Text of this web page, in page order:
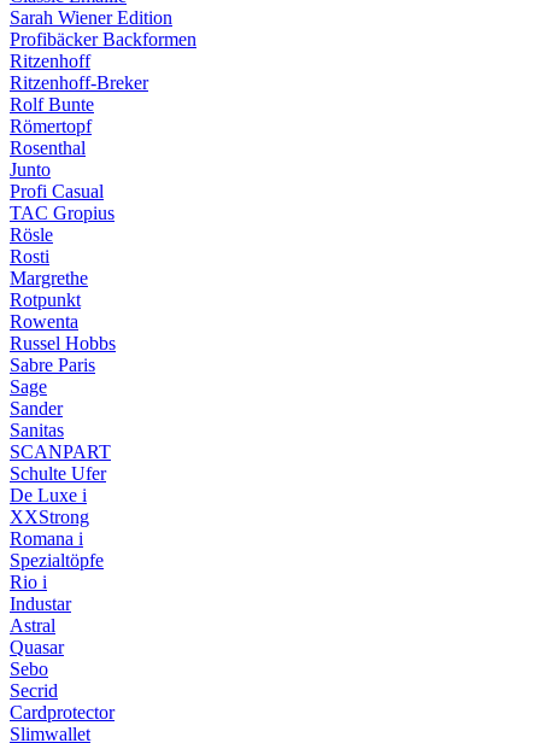
Sarah Wiener Edition
Profibäcker Backformen
Ritzenhoff
Ritzenhoff-Breker
Rolf Bunte
Römertopf
Rosenthal
Junto
Profi Casual
TAC Gropius
Rösle
Rosti
Margrethe
Rotpunkt
Rowenta
Russel Hobbs
Sabre Paris
Sage
Sander
Sanitas
SCANPART
Schulte Ufer
De Luxe i
XXStrong
Romana i
Spezialtöpfe
Rio i
Industar
Astral
Quasar
Sebo
Secrid
Cardprotector
Slimwallet